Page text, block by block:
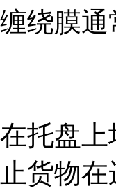
绕膜
托盘
货物